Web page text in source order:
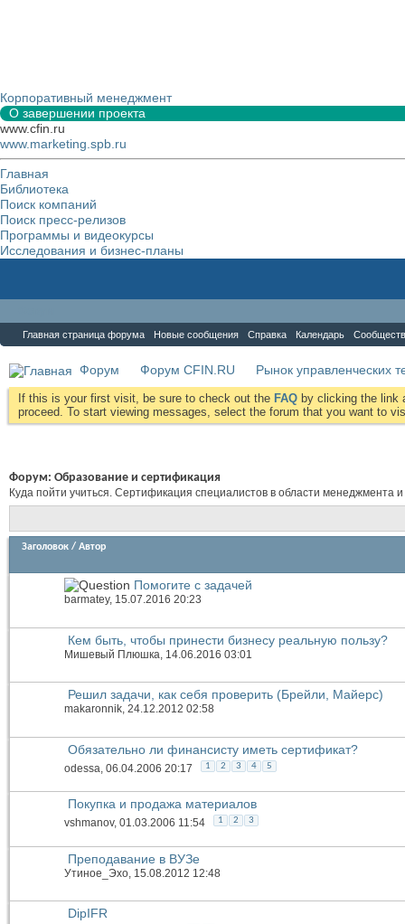
Корпоративный менеджмент
О завершении проекта
www.cfin.ru
www.marketing.spb.ru
Главная
Библиотека
Поиск компаний
Поиск пресс-релизов
Программы и видеокурсы
Исследования и бизнес-планы
Главная страница форума Новые сообщения Справка Календарь
Форум Форум CFIN.RU Рынок управленческих
If this is your first visit, be sure to check out the FAQ by clicking the link
proceed. To start viewing messages, select the forum that you want to
Форум: Образование и сертификация
Куда пойти учиться. Сертификация специалистов в области менеджмента
Заголовок / Автор
Помогите с задачей
barmatey, 15.07.2016 20:23
Кем быть, чтобы принести бизнесу реальную пользу?
Мишевый Плюшка, 14.06.2016 03:01
Решил задачи, как себя проверить (Брейли, Майерс)
makaronnik, 24.12.2012 02:58
Обязательно ли финансисту иметь сертификат?
odessa , 06.04.2006 20:17 1 2 3 4 5
Покупка и продажа материалов
vshmanov, 01.03.2006 11:54 1 2 3
Преподавание в ВУЗе
Утиное_Эхо , 15.08.2012 12:48
DipIFR